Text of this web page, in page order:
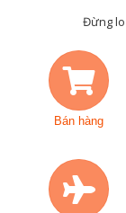
Đừng lo
Bán hàng